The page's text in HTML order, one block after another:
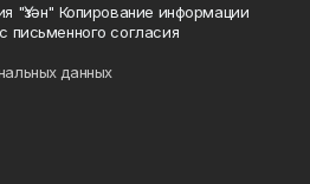
"Үзән" Копирование информации
письменного согласия
данных